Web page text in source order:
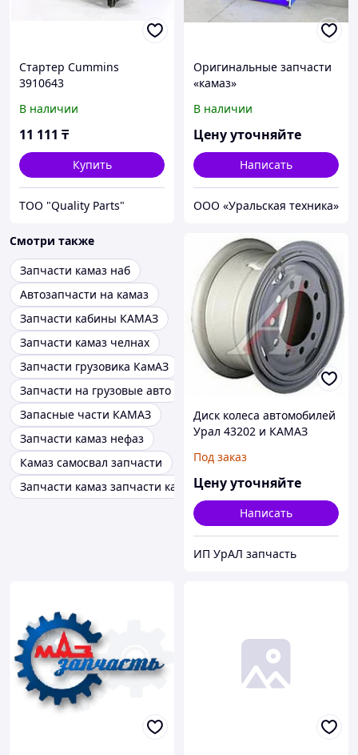
Стартер Cummins
3910643
В наличии
11 111 ₸
Купить
ТОО "Quality Parts"
Оригинальные запчасти
«камаз»
В наличии
Цену уточняйте
Написать
ООО «Уральская техника»
Смотри также
Запчасти камаз наб
Автозапчасти на камаз
Запчасти кабины КАМАЗ
Запчасти камаз челнах
Запчасти грузовика КамАЗ
Запчасти на грузовые авто
Запасные части КАМАЗ
Запчасти камаз нефаз
Камаз самосвал запчасти
Запчасти камаз запчасти камаз б/у
Диск колеса автомобилей
Урал 43202 и КАМАЗ
Под заказ
Цену уточняйте
Написать
ИП УрАЛ запчасть